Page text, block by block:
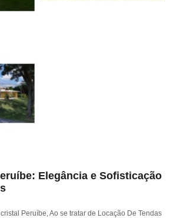
Elegância e Sofisticação
Peruíbe, Ao se tratar de Locação De Tendas